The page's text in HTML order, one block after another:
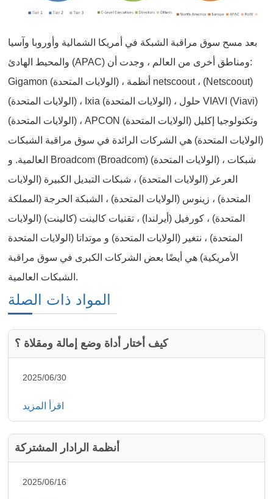
بعد مسح سوق مراقبة الشبكة في أمريكا الشمالية وأوروبا وآسيا
والمحيط الهادئ (APAC) ومناطق أخرى من العالم ، وجدت أن:
Gigamon (الولايات المتحدة) ، أنظمة netscoout ، (Netscoout)
(الولايات المتحدة) ، Ixia (الولايات المتحدة) ، حلول VIAVI (Viavi)
(الولايات المتحدة) ، APCON (الولايات المتحدة) وتكنولوجيا إكليل
(الولايات المتحدة) هي الشركات الرائدة في سوق مراقبة الشبكات
العالمية. و Broadcom (Broadcom) (الولايات المتحدة) ، شبكات
العرعر (الولايات المتحدة) ، شبكات التبديل الكبيرة (الولايات
المتحدة) ، زينوس (الولايات المتحدة) ، الشبكة الحرجة (المملكة
المتحدة) ، كورفيل (أيرلندا) ، تقنيات كالينت (كالينت) (الولايات
المتحدة) ، نتغير (الولايات المتحدة) و موتداتا (الولايات المتحدة
الأمريكية) هي أيضًا بعض الشركات الكبرى في سوق مراقبة
الشبكات العالمية.
المواد ذات الصلة
كيف أختار أداة وضع إمالة ومقلاة ؟
2025/06/30
اقرأ المزيد
أنظمة الرادار المشتركة
2025/06/16